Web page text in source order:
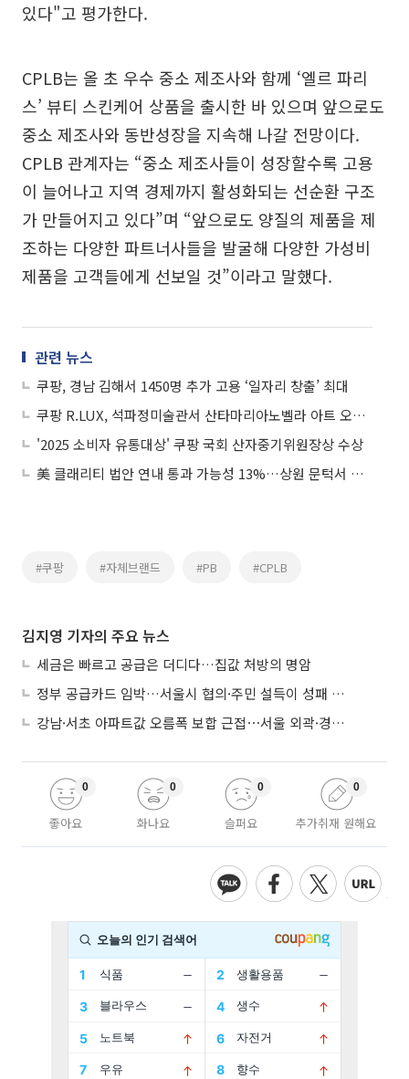
있다"고 평가한다.
CPLB는 올 초 우수 중소 제조사와 함께 ‘엘르 파리
스’ 뷰티 스킨케어 상품을 출시한 바 있으며 앞으로도
중소 제조사와 동반성장을 지속해 나갈 전망이다.
CPLB 관계자는 “중소 제조사들이 성장할수록 고용
이 늘어나고 지역 경제까지 활성화되는 선순환 구조
가 만들어지고 있다”며 “앞으로도 양질의 제품을 제
조하는 다양한 파트너사들을 발굴해 다양한 가성비
제품을 고객들에게 선보일 것”이라고 말했다.
관련 뉴스
쿠팡, 경남 김해서 1450명 추가 고용 ‘일자리 창출’ 최대
쿠팡 R.LUX, 석파정미술관서 산타마리아노벨라 아트 오브 럭셔리展
'2025 소비자 유통대상' 쿠팡 국회 산자중기위원장상 수상
美 클래리티 법안 연내 통과 가능성 13%…상원 문턱서 제동
#쿠팡 #자체브랜드 #PB #CPLB
김지영 기자의 주요 뉴스
세금은 빠르고 공급은 더디다…집값 처방의 명암
정부 공급카드 임박…서울시 협의·주민 설득이 성패 가른다
강남·서초 아파트값 오름폭 보합 근접⋯서울 외곽·경기 남부 중심 매수세
좋아요
0
화나요
0
슬퍼요
0
추가취재 원해요
0